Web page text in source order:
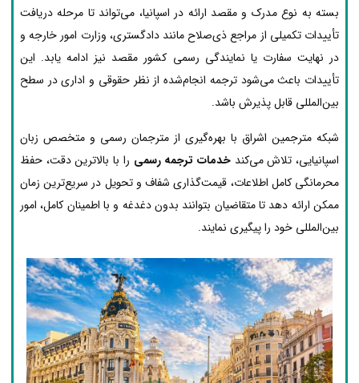
بسته به نوع مدرک و مقصد ارائه در اسپانیا، می‌تواند تا مرحله دریافت
تأییدات تکمیلی از مراجع ذی‌صلاح مانند دادگستری، وزارت امور خارجه و
در نهایت سفارت یا نمایندگی رسمی کشور مقصد نیز ادامه یابد. این
تأییدات باعث می‌شود ترجمه انجام‌شده از نظر حقوقی و اداری در سطح
بین‌المللی قابل پذیرش باشد.
شبکه مترجمین اشراق با بهره‌گیری از مترجمان رسمی و متخصص زبان
اسپانیایی، تلاش می‌کندخدمات ترجمه رسمی را با بالاترین دقت، حفظ
محرمانگی کامل اطلاعات، قیمت‌گذاری شفاف و تحویل در سریع‌ترین زمان
ممکن ارائه دهد تا متقاضیان بتوانند بدون دغدغه و با اطمینان کامل، امور
بین‌المللی خود را پیگیری نمایند.